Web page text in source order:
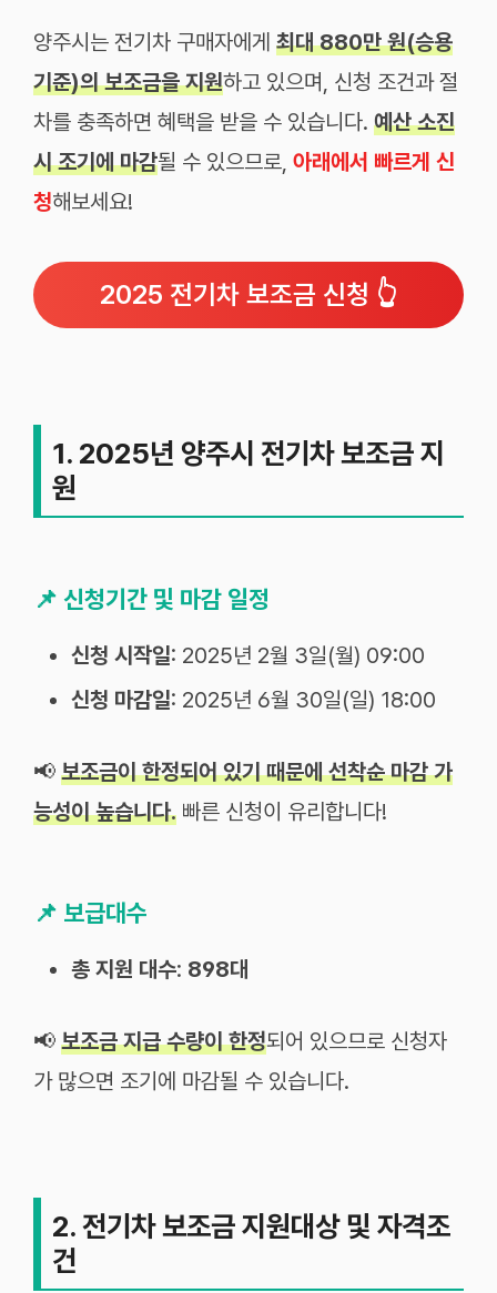
양주시는 전기차 구매자에게 최대 880만 원(승용
기준)의 보조금을 지원하고 있으며, 신청 조건과 절
차를 충족하면 혜택을 받을 수 있습니다. 예산 소진
시 조기에 마감될 수 있으므로, 아래에서 빠르게 신
청해보세요!
2025 전기차 보조금 신청 👆
1. 2025년 양주시 전기차 보조금 지
원
📌 신청기간 및 마감 일정
신청 시작일: 2025년 2월 3일(월) 09:00
신청 마감일: 2025년 6월 30일(일) 18:00
📢 보조금이 한정되어 있기 때문에 선착순 마감 가
능성이 높습니다. 빠른 신청이 유리합니다!
📌 보급대수
총 지원 대수: 898대
📢 보조금 지급 수량이 한정되어 있으므로 신청자
가 많으면 조기에 마감될 수 있습니다.
2. 전기차 보조금 지원대상 및 자격조
건